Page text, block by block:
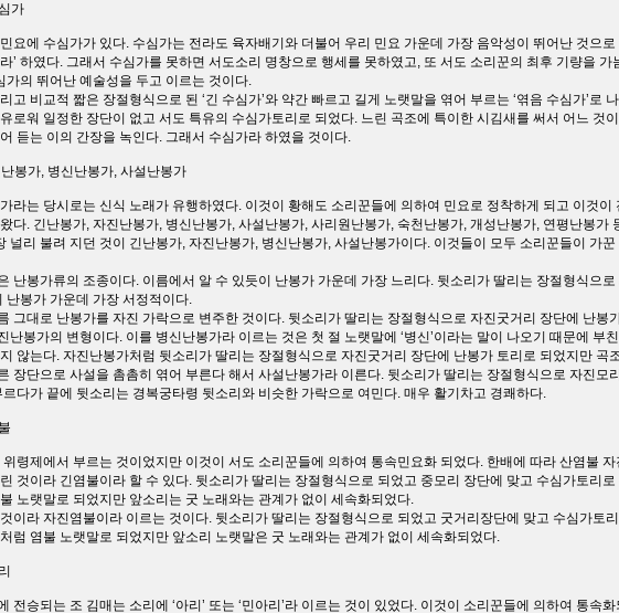
가
요에 수심가가 있다. 수심가는 전라도 육자배기와 더불어 우리 민요 가운데 가장 음악성이 뛰어난 것으로
’ 하였다. 그래서 수심가를 못하면 서도소리 명창으로 행세를 못하였고, 또 서도 소리꾼의 최후 기량을
가의 뛰어난 예술성을 두고 이르는 것이다.
고 비교적 짧은 장절형식으로 된 ‘긴 수심가’와 약간 빠르고 길게 노랫말을 엮어 부르는 ‘엮음 수심가’로
로워 일정한 장단이 없고 서도 특유의 수심가토리로 되었다. 느린 곡조에 특이한 시김새를 써서 어느 것
듣는 이의 간장을 녹인다. 그래서 수심가라 하였을 것이다.
봉가, 병신난봉가, 사설난봉가
라는 당시로는 신식 노래가 유행하였다. 이것이 황해도 소리꾼들에 의하여 민요로 정착하게 되고 이것이
다. 긴난봉가, 자진난봉가, 병신난봉가, 사설난봉가, 사리원난봉가, 숙천난봉가, 개성난봉가, 연평난봉가
널리 불려 지던 것이 긴난봉가, 자진난봉가, 병신난봉가, 사설난봉가이다. 이것들이 모두 소리꾼들이 가꾼
난봉가류의 조종이다. 이름에서 알 수 있듯이 난봉가 가운데 가장 느리다. 뒷소리가 딸리는 장절형식으
난봉가 가운데 가장 서정적이다.
그대로 난봉가를 자진 가락으로 변주한 것이다. 뒷소리가 딸리는 장절형식으로 자진굿거리 장단에 난봉
난봉가의 변형이다. 이를 병신난봉가라 이르는 것은 첫 절 노랫말에 ‘병신’이라는 말이 나오기 때문에 부
않는다. 자진난봉가처럼 뒷소리가 딸리는 장절형식으로 자진굿거리 장단에 난봉가 토리로 되었지만 곡
장단으로 사설을 촘촘히 엮어 부른다 해서 사설난봉가라 이른다. 뒷소리가 딸리는 장절형식으로 자진모
다가 끝에 뒷소리는 경복궁타령 뒷소리와 비슷한 가락으로 여민다. 매우 활기차고 경쾌하다.
령제에서 부르는 것이었지만 이것이 서도 소리꾼들에 의하여 통속민요화 되었다. 한배에 따라 산염불
것이라 긴염불이라 할 수 있다. 뒷소리가 딸리는 장절형식으로 되었고 중모리 장단에 맞고 수심가토리
노랫말로 되었지만 앞소리는 굿 노래와는 관계가 없이 세속화되었다.
이라 자진염불이라 이르는 것이다. 뒷소리가 딸리는 장절형식으로 되었고 굿거리장단에 맞고 수심가토
럼 염불 노랫말로 되었지만 앞소리 노랫말은 굿 노래와는 관계가 없이 세속화되었다.
전승되는 조 김매는 소리에 ‘아리’ 또는 ‘민아리’라 이르는 것이 있었다. 이것이 소리꾼들에 의하여 통속